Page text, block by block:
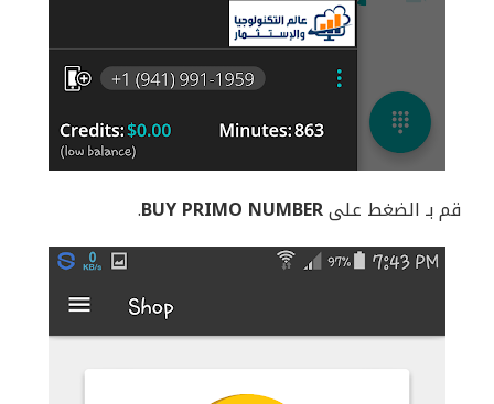
قم بـ الضغط علىBUY PRIMO NUMBER
.